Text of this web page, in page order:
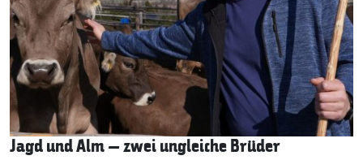
Jagd und Alm – zwei ungleiche Brüder